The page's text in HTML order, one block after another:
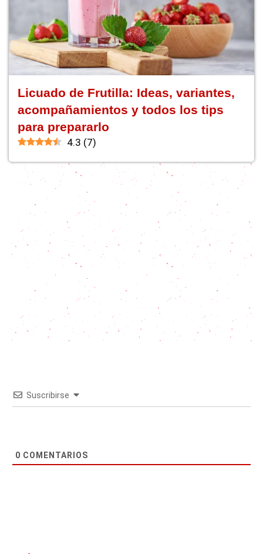
Licuado de Frutilla: Ideas, variantes,
acompañamientos y todos los tips
para prepararlo
4.3 (7)
Suscribirse
0 COMENTARIOS